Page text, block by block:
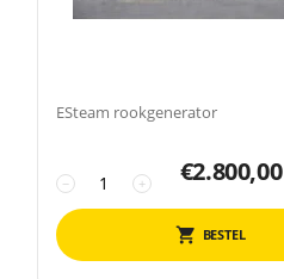
ESteam rookgenerator
+
− €2.800,00
BESTEL